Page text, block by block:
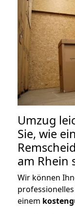
Umzug
Sie, wie
am Rhein
Wir können
einem